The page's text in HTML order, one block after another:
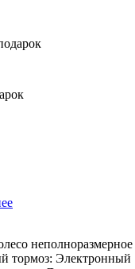
неполноразмерное
тормоз: Электронный